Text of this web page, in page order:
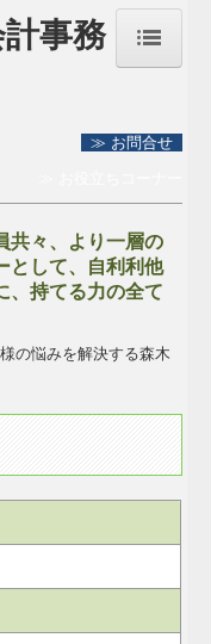
事務
≫ お問合せ
共々、より一層の
として、自利利他
、持てる力の全て
の悩みを解決する森木